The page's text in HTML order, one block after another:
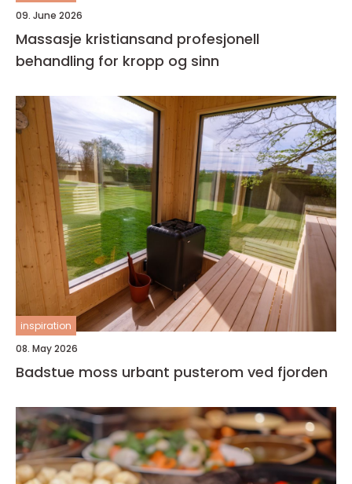
09. June 2026
Massasje kristiansand profesjonell
behandling for kropp og sinn
inspiration
08. May 2026
Badstue moss urbant pusterom ved fjorden